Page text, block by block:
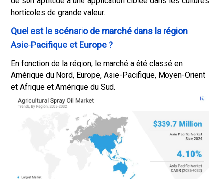
horticoles de grande valeur.
Quel est le scénario de marché dans la région
Asie-Pacifique et Europe ?
En fonction de la région, le marché a été classé en
Amérique du Nord, Europe, Asie-Pacifique, Moyen-Orient
et Afrique et Amérique du Sud.